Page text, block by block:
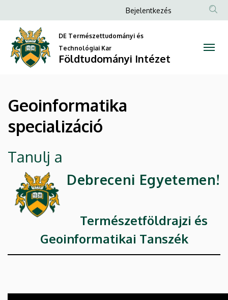
specializáció
Földtudományi
a
tartalomra
Anonim
fiók
menüje
Bejelentkezés
DE Természettudományi és
Technológiai Kar
Földtudományi Intézet
Geoinformatika
specializáció
Tanulj a
Debreceni Egyetemen!
Természetföldrajzi és
Geoinformatikai Tanszék